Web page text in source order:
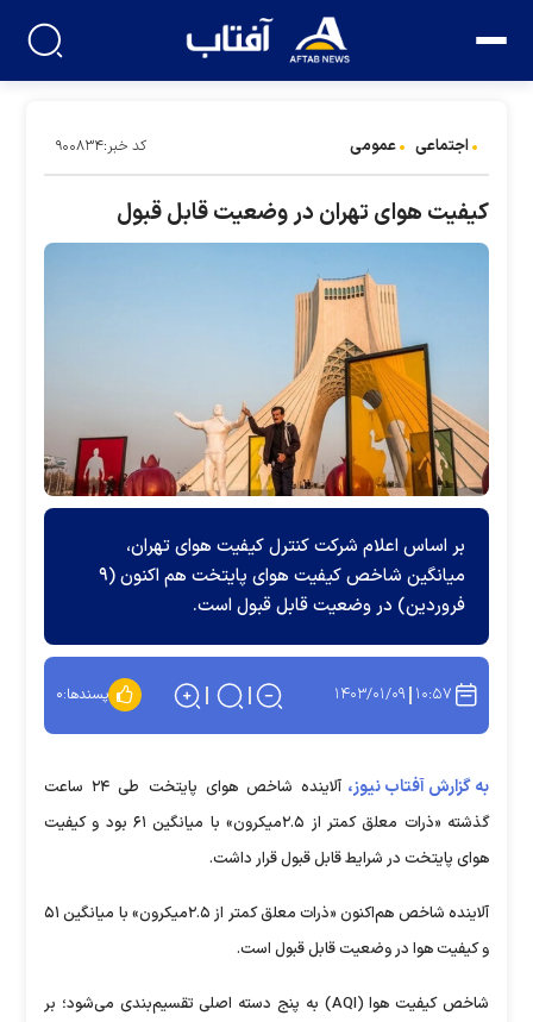
اجتماعی عمومی کد خبر:۹۰۰۸۳۴
کیفیت هوای تهران در وضعیت قابل قبول
بر اساس اعلام شرکت کنترل کیفیت هوای تهران،
میانگین شاخص کیفیت هوای پایتخت هم اکنون (۹
فروردین) در وضعیت قابل قبول است.
۱۰:۵۷ ۱۴۰۳/۰۱/۰۹ پسندها:۰
به گزارش آفتاب نیوز،
آلاینده شاخص هوای پایتخت طی ۲۴ ساعت
گذشته «ذرات معلق کمتر از ۲.۵میکرون» با میانگین ۶۱ بود و کیفیت
هوای پایتخت در شرایط قابل قبول قرار داشت.
آلاینده شاخص هم‌اکنون «ذرات معلق کمتر از ۲.۵میکرون» با میانگین ۵۱
و کیفیت هوا در وضعیت قابل قبول است.
شاخص کیفیت هوا (AQI) به پنج دسته اصلی تقسیم‌بندی می‌شود؛‌ بر